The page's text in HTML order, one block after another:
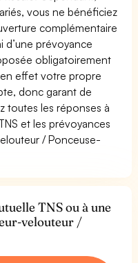
vous ne bénéficiez
complémentaire
d’une prévoyance
obligatoirement
effet votre propre
donc garant de
toutes les réponses à
et les prévoyances
/ Ponceuse-
TNS ou à une
velouteur /